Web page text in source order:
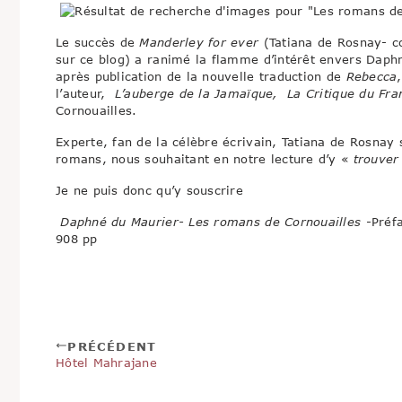
Le succès deManderley for ever(Tatiana de Rosnay-
sur ce blog) a ranimé la flamme d’intérêt envers
après publication de la nouvelle traduction de Rebecca
l’auteur,
L’auberge de la Jamaïque, La Critique du
Cornouailles.
Experte, fan de la célèbre écrivain, Tatiana de
romans, nous souhaitant en notre lecture d’y «
Je ne puis donc qu’y souscrire
Daphné du Maurier- Les romans de Cornouailles -
908 pp
PRÉCÉDENT
Hôtel Mahrajane